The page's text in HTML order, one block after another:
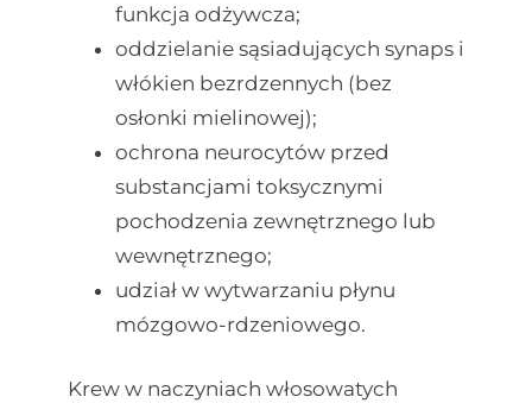
funkcja odżywcza;
oddzielanie sąsiadujących synaps i
włókien bezrdzennych (bez
osłonki mielinowej);
ochrona neurocytów przed
substancjami toksycznymi
pochodzenia zewnętrznego lub
wewnętrznego;
udział w wytwarzaniu płynu
mózgowo-rdzeniowego.
Krew w naczyniach włosowatych